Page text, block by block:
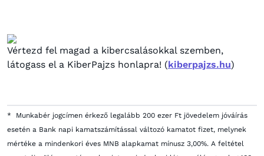
Vértezd fel magad a kibercsalásokkal szemben,
látogass el a KiberPajzs honlapra! (kiberpajzs.hu)
* Munkabér jogcímen érkező legalább 200 ezer Ft jövedelem jóváírás
esetén a Bank napi kamatszámítással változó kamatot fizet, melynek
mértéke a mindenkori éves MNB alapkamat mínusz 3,00%. A feltétel